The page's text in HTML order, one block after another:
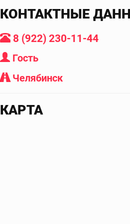
КОНТАКТНЫЕ
8 (922) 230-11-44
Гость
Челябинск
КАРТА